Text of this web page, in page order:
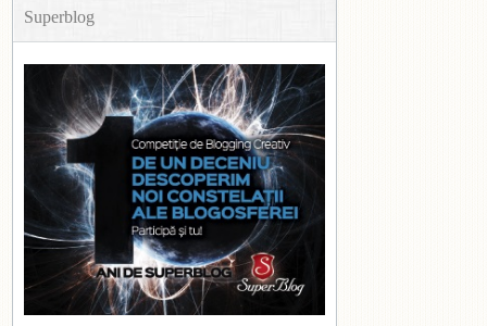
Superblog